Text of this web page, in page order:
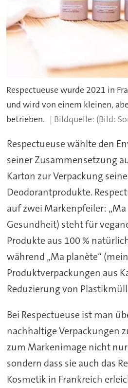
Respectueuse wurde 2021 in
und wird von einem kleinen,
betrieben.
(Bild:
Respectueuse wählte den
seiner Zusammensetzung
Karton zur Verpackung
Deodorantprodukte.
auf zwei Markenpfeiler:
Gesundheit) steht für
Produkte aus 100 %
während „Ma planète“
Produktverpackungen aus
Reduzierung von
Bei Respectueuse ist man
nachhaltige Verpackungen
zum Markenimage nicht
sondern dass sie auch das
Kosmetik in Frankreich